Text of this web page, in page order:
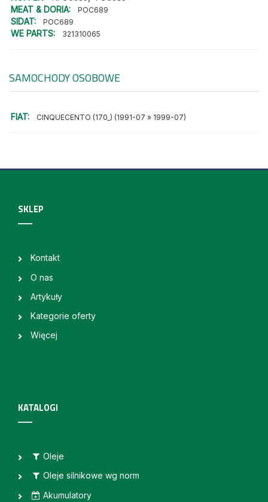
MEAT & DORIA: POC689
SIDAT: POC689
WE PARTS: 321310065
SAMOCHODY OSOBOWE
FIAT: CINQUECENTO (170_) (1991-07 » 1999-07)
SKLEP
Kontakt
O nas
Artykuły
Kategorie oferty
Więcej
KATALOGI
Oleje
Oleje silnikowe wg norm
Akumulatory